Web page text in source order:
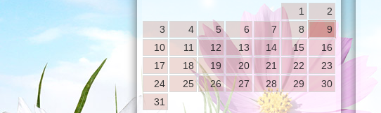
1
2
3
4 5 6 7 8
9
10
11 12 13 14 15
16
17
18 19 20 21 22
23
24
25 26 27 28 29
30
31